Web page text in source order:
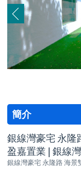
簡介
銀線灣豪宅 永隆
盈嘉置業 | 銀線
銀線灣豪宅 永隆路 海景